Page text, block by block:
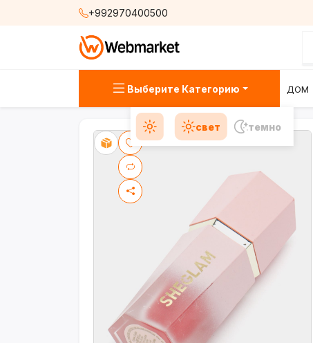
+992970400500
Выберите Категорию ДОМ
свет темно